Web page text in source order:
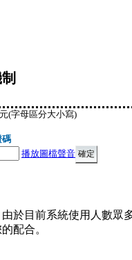
(字母區分大小寫)
碼
播放圖檔聲音
於目前系統使用人數眾
配合。